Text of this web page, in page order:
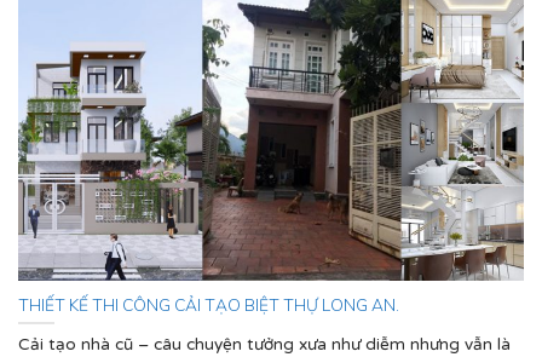
THIẾT KẾ THI CÔNG CẢI TẠO BIỆT THỰ LONG AN.
Cải tạo nhà cũ – câu chuyện tưởng xưa như diễm nhưng vẫn là